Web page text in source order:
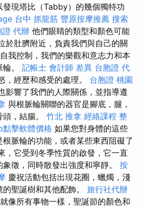
現塔比（Tabby）的幾個獨特功
台中 抓龍筋 豐原按摩推薦 搜索
證 代辦 他們眼睛的類型和顏色可能
於肚臍附近，負責我們與自己的關
我控制，我們的樂觀和意志力和本
。 記帳士 會計師 差異 台胞證 代
，經歷和感受的處理。 台胞證 桃園
影響了我們的人際關係，並指導遵
與根脈輪關聯的器官是腳底，腿，
，結腸。 竹北 推拿 經絡課程 整
點擊軟體價格 如果您對身體的這些
脈輪的功能，或者某些東西阻礙了
，它受到冬季性質的啟發，它一直
徵，同時散發出強度和寧靜。 按
慶祝活動包括出現花圈，蠟燭，淺
聖誕樹和其他配飾。 旅行社代辦
像所有事物一樣，聖誕節的顏色和